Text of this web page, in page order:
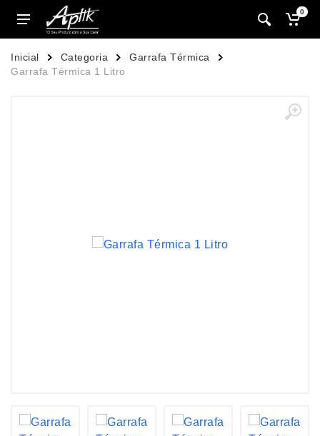
0
Inicial Categoria
Garrafa Térmica
Garrafa Térmica 1 Litro